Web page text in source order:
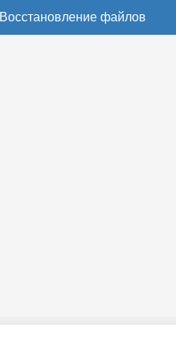
Восстановление файлов